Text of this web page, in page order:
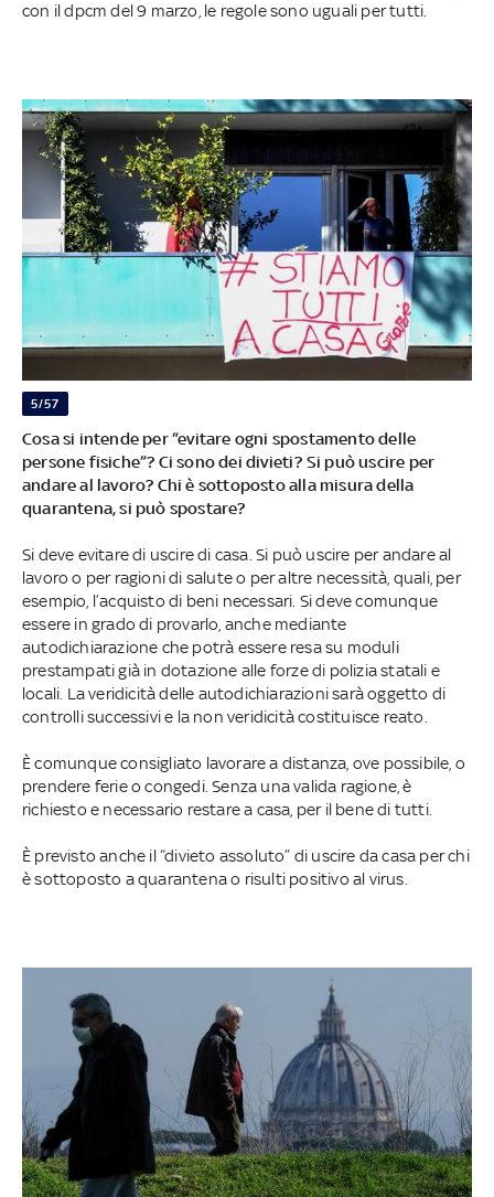
con il dpcm del 9 marzo, le regole sono uguali per tutti.
5/57
Cosa si intende per “evitare ogni spostamento delle
persone fisiche”? Ci sono dei divieti? Si può uscire per
andare al lavoro? Chi è sottoposto alla misura della
quarantena, si può spostare?
Si deve evitare di uscire di casa. Si può uscire per andare al
lavoro o per ragioni di salute o per altre necessità, quali, per
esempio, l’acquisto di beni necessari. Si deve comunque
essere in grado di provarlo, anche mediante
autodichiarazione che potrà essere resa su moduli
prestampati già in dotazione alle forze di polizia statali e
locali. La veridicità delle autodichiarazioni sarà oggetto di
controlli successivi e la non veridicità costituisce reato.
È comunque consigliato lavorare a distanza, ove possibile, o
prendere ferie o congedi. Senza una valida ragione, è
richiesto e necessario restare a casa, per il bene di tutti.
È previsto anche il “divieto assoluto” di uscire da casa per chi
è sottoposto a quarantena o risulti positivo al virus.